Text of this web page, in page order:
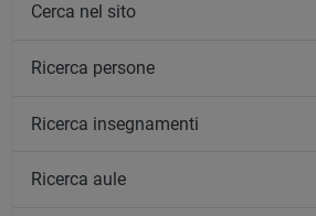
Cerca nel sito
Ricerca persone
Ricerca insegnamenti
Ricerca aule